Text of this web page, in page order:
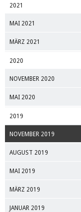
2021
MAI 2021
MÄRZ 2021
2020
NOVEMBER 2020
MAI 2020
2019
NOVEMBER 2019
AUGUST 2019
MAI 2019
MÄRZ 2019
JANUAR 2019